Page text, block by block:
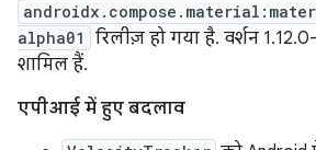
alpha01
रिलीज़ हो गया है. वर्शन
शामिल हैं.
एपीआई में हुए बदलाव